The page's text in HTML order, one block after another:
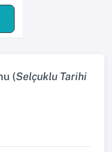
(Selçuklu Tarihi